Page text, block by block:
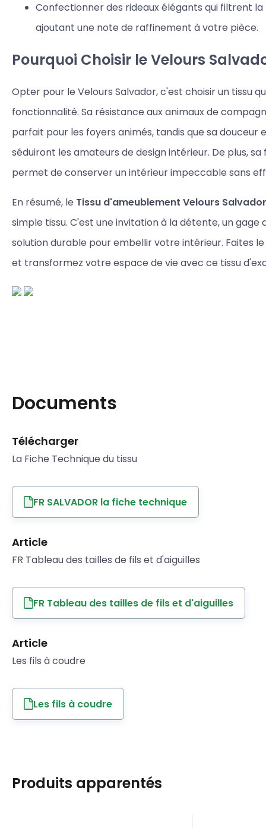
Confectionner des rideaux élégants qui filtrent
ajoutant une note de raffinement à votre pièce.
Pourquoi Choisir le Velours
Opter pour le Velours Salvador, c'est choisir un tissu
fonctionnalité. Sa résistance aux animaux de
parfait pour les foyers animés, tandis que sa douceur
séduiront les amateurs de design intérieur. De plus,
permet de conserver un intérieur impeccable sans
En résumé, le Tissu d'ameublement Velours Salvador
simple tissu. C'est une invitation à la détente, un gage
solution durable pour embellir votre intérieur. Faites
et transformez votre espace de vie avec ce tissu
Documents
Télécharger
La Fiche Technique du tissu
FR SALVADOR la fiche technique
Article
FR Tableau des tailles de fils et d'aiguilles
FR Tableau des tailles de fils et d'aiguilles
Article
Les fils à coudre
Les fils à coudre
Produits apparentés